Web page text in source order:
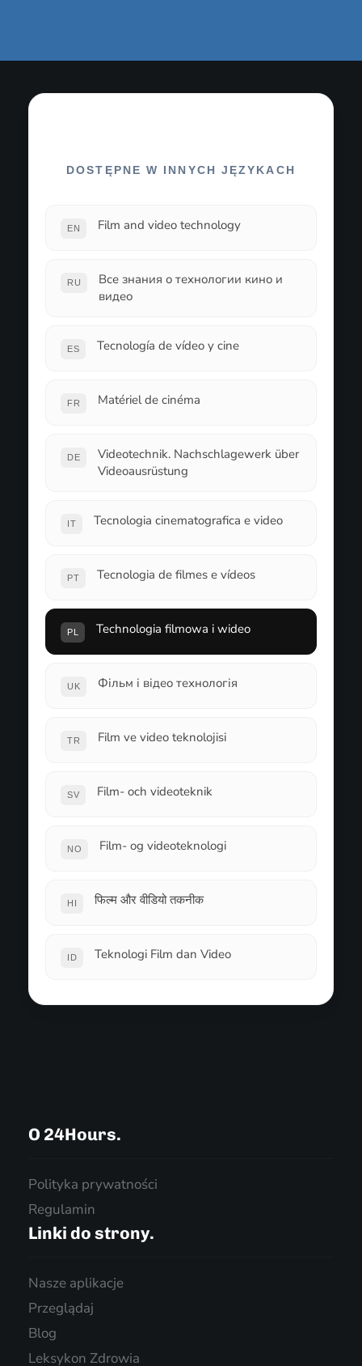
DOSTĘPNE W INNYCH JĘZYKACH
EN Film and video technology
RU
Все знания о технологии кино и
видео
ES Tecnología de vídeo y cine
FR Matériel de cinéma
DE
Videotechnik. Nachschlagewerk über
Videoausrüstung
IT Tecnologia cinematografica e video
PT Tecnologia de filmes e vídeos
PL Technologia filmowa i wideo
UK Фільм і відео технологія
TR Film ve video teknolojisi
SV Film- och videoteknik
NO Film- og videoteknologi
HI फिल्म और वीडियो तकनीक
ID Teknologi Film dan Video
O 24Hours.
Polityka prywatności
Regulamin
Linki do strony.
Nasze aplikacje
Przeglądaj
Blog
Leksykon Zdrowia